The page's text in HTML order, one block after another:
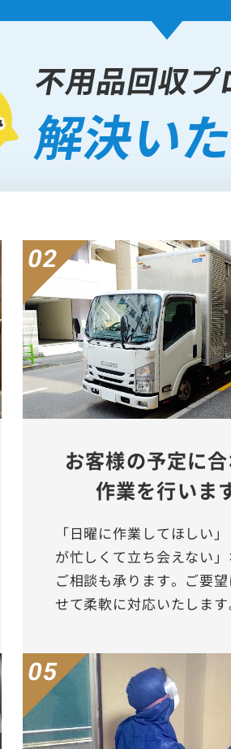
不用品回収
解決い
お客様の予定に
作業を行いま
「日曜に作業してほしい
が忙しくて立ち会えない
ご相談も承ります。ご要
せて柔軟に対応いたします